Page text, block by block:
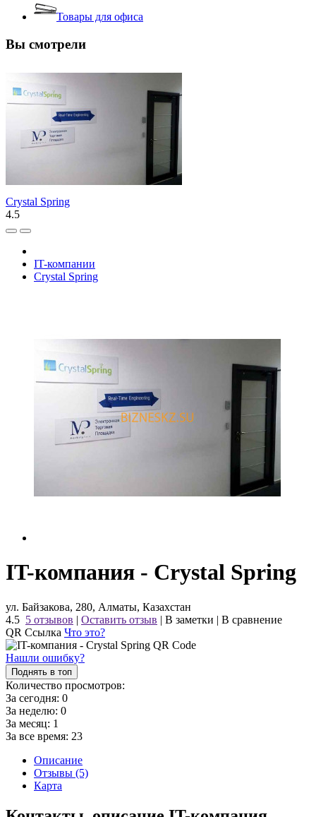
Товары для офиса
Вы смотрели
Crystal Spring
4.5
IT-компании
Crystal Spring
IT-компания - Crystal Spring
ул. Байзакова, 280, Алматы, Казахстан
4.5 5 отзывов | Оставить отзыв | В заметки | В сравнение
QR Ссылка Что это?
Нашли ошибку?
Поднять в топ
Количество просмотров:
За сегодня: 0
За неделю: 0
За месяц: 1
За все время: 23
Описание
Отзывы (5)
Карта